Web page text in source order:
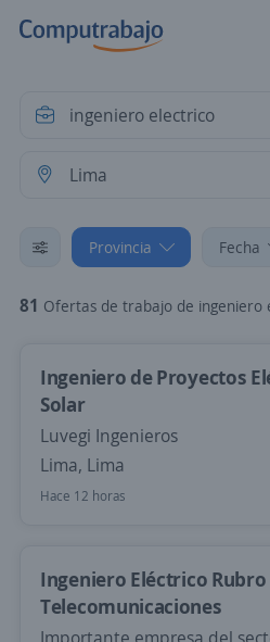
Provincia Fecha
81 Ofertas de trabajo de ingeniero electrico en
Ingeniero de Proyectos
Solar
Luvegi Ingenieros
Lima, Lima
Hace 12 horas
Ingeniero Eléctrico Rubro
Telecomunicaciones